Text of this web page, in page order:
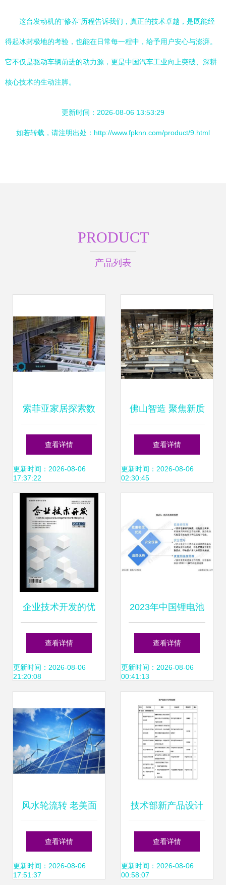
这台发动机的“修养”历程告诉我们，真正的技术卓越，是既能经
得起冰封极地的考验，也能在日常每一程中，给予用户安心与澎湃。
它不仅是驱动车辆前进的动力源，更是中国汽车工业向上突破、深耕
核心技术的生动注脚。
更新时间：2026-08-06 13:53:29
如若转载，请注明出处：http://www.fpknn.com/product/9.html
PRODUCT
产品列表
索菲亚家居探索数
字化战略布局,进一
步推动行业智能化
发展
查看详情
更新时间：2026-08-06
17:37:22
佛山智造 聚焦新质
生产力，链主企业
引领技术开发新浪
查看详情
更新时间：2026-08-06
02:30:45
企业技术开发的优
化路径与实践策略
查看详情
更新时间：2026-08-06
21:20:08
2023年中国锂电池
行业技术突破与未
来趋势洞察 创新路
径与战略前望
查看详情
更新时间：2026-08-06
00:41:13
风水轮流转 老美面
临“卡脖子”困局，
中国稀土牢牢掌控
查看详情
更新时间：2026-08-06
17:51:37
技术部新产品设计
开发流程
查看详情
更新时间：2026-08-06
00:58:07